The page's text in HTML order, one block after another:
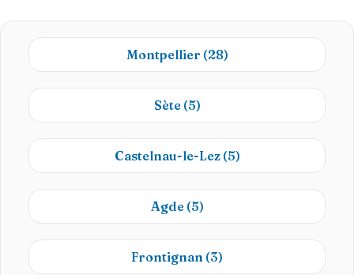
Montpellier (28)
Sète (5)
Castelnau-le-Lez (5)
Agde (5)
Frontignan (3)